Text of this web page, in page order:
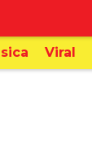
Viral